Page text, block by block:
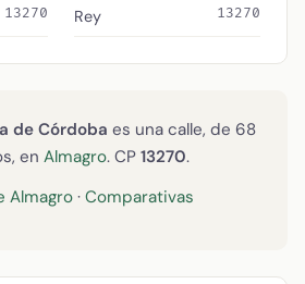
13270
Rey
13270
de Córdoba es una calle, de 68
en Almagro. CP 13270.
Almagro · Comparativas